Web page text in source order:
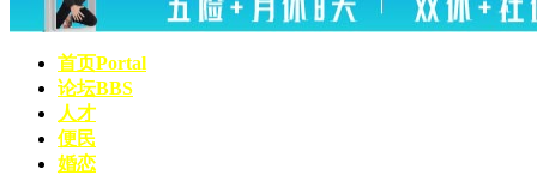
首页Portal
论坛BBS
人才
便民
婚恋